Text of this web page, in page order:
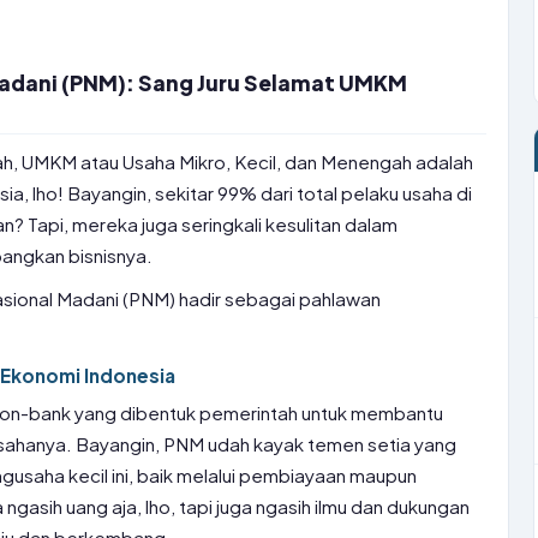
(PNM): Sang Juru Selamat UMKM
UMKM atau Usaha Mikro, Kecil, dan Menengah adalah
lho! Bayangin, sekitar 99% dari total pelaku usaha di
Tapi, mereka juga seringkali kesulitan dalam
bisnisnya.
Madani (PNM) hadir sebagai pahlawan
Indonesia
bank yang dibentuk pemerintah untuk membantu
Bayangin, PNM udah kayak temen setia yang
kecil ini, baik melalui pembiayaan maupun
uang aja, lho, tapi juga ngasih ilmu dan dukungan